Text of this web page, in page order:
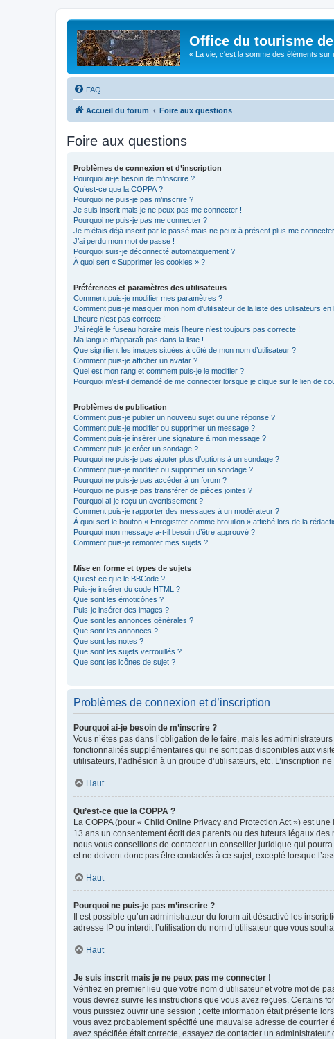
Office du tourisme
« La vie, c'est la somme des éléments sur
FAQ
Accueil du forum Foire aux questions
Foire aux questions
Problèmes de connexion et d’inscription
Pourquoi ai-je besoin de m’inscrire ?
Qu’est-ce que la COPPA ?
Pourquoi ne puis-je pas m’inscrire ?
Je suis inscrit mais je ne peux pas me connecter !
Pourquoi ne puis-je pas me connecter ?
Je m’étais déjà inscrit par le passé mais ne peux à présent plus me
J’ai perdu mon mot de passe !
Pourquoi suis-je déconnecté automatiquement ?
À quoi sert « Supprimer les cookies » ?
Préférences et paramètres des utilisateurs
Comment puis-je modifier mes paramètres ?
Comment puis-je masquer mon nom d’utilisateur de la liste des utilisateurs en
L’heure n’est pas correcte !
J’ai réglé le fuseau horaire mais l’heure n’est toujours pas correcte !
Ma langue n’apparaît pas dans la liste !
Que signifient les images situées à côté de mon nom d’utilisateur ?
Comment puis-je afficher un avatar ?
Quel est mon rang et comment puis-je le modifier ?
Pourquoi m’est-il demandé de me connecter lorsque je clique sur le lien de
Problèmes de publication
Comment puis-je publier un nouveau sujet ou une réponse ?
Comment puis-je modifier ou supprimer un message ?
Comment puis-je insérer une signature à mon message ?
Comment puis-je créer un sondage ?
Pourquoi ne puis-je pas ajouter plus d’options à un sondage ?
Comment puis-je modifier ou supprimer un sondage ?
Pourquoi ne puis-je pas accéder à un forum ?
Pourquoi ne puis-je pas transférer de pièces jointes ?
Pourquoi ai-je reçu un avertissement ?
Comment puis-je rapporter des messages à un modérateur ?
À quoi sert le bouton « Enregistrer comme brouillon » affiché lors de la
Pourquoi mon message a-t-il besoin d’être approuvé ?
Comment puis-je remonter mes sujets ?
Mise en forme et types de sujets
Qu’est-ce que le BBCode ?
Puis-je insérer du code HTML ?
Que sont les émoticônes ?
Puis-je insérer des images ?
Que sont les annonces générales ?
Que sont les annonces ?
Que sont les notes ?
Que sont les sujets verrouillés ?
Que sont les icônes de sujet ?
Problèmes de connexion et d’inscription
Pourquoi ai-je besoin de m’inscrire ?
Vous n’êtes pas dans l’obligation de le faire, mais les
fonctionnalités supplémentaires qui ne sont pas disponibles aux
utilisateurs, l’adhésion à un groupe d’utilisateurs, etc. L’inscription
Haut
Qu’est-ce que la COPPA ?
La COPPA (pour « Child Online Privacy and Protection Act ») est
13 ans un consentement écrit des parents ou des tuteurs légaux
nous vous conseillons de contacter un conseiller juridique qui
et ne doivent donc pas être contactés à ce sujet, excepté lorsque
Haut
Pourquoi ne puis-je pas m’inscrire ?
Il est possible qu’un administrateur du forum ait désactivé les
adresse IP ou interdit l’utilisation du nom d’utilisateur que vous
Haut
Je suis inscrit mais je ne peux pas me connecter !
Vérifiez en premier lieu que votre nom d’utilisateur et votre mot de
vous devrez suivre les instructions que vous avez reçues. Certains
vous puissiez ouvrir une session ; cette information était présente
vous avez probablement spécifié une mauvaise adresse de
avez spécifiée était correcte, essayez de contacter un administrateur